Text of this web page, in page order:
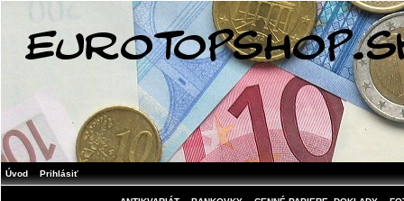
Úvod Prihlásiť